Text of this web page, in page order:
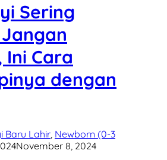
Sering
Ini Cara
dengan
Baru Lahir Newborn (0-3
November 8, 2024